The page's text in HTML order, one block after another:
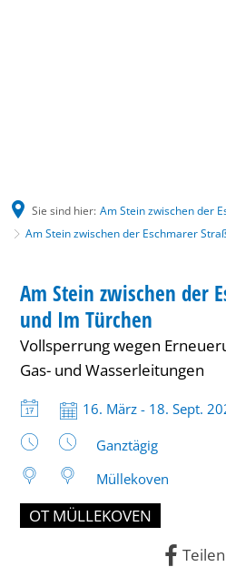
Sie sind hier: Am Stein zwischen der
Am Stein zwischen der Eschmarer
Stein
zwischen
der
Eschmarer
Straße
und
Im
Türchen
Am Stein zwischen der
und Im Türchen
Vollsperrung wegen
Gas- und Wasserleitungen
Datum:
16. März - 18. Sept.
Uhrzeit:
Ganztägig
Müllekoven
OT MÜLLEKOVEN
Teilen